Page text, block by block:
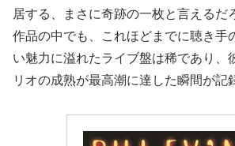
居する、まさに奇跡の一枚と言えるだ
作品の中でも、これほどまでに聴き手
い魅力に溢れたライブ盤は稀であり、
リオの成熟が最高潮に達した瞬間が記